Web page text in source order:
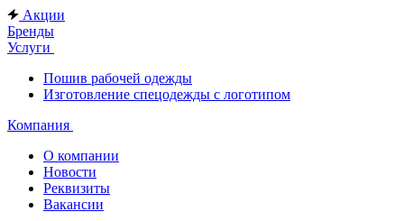
Акции
Бренды
Услуги
Пошив рабочей одежды
Изготовление спецодежды с логотипом
Компания
О компании
Новости
Реквизиты
Вакансии